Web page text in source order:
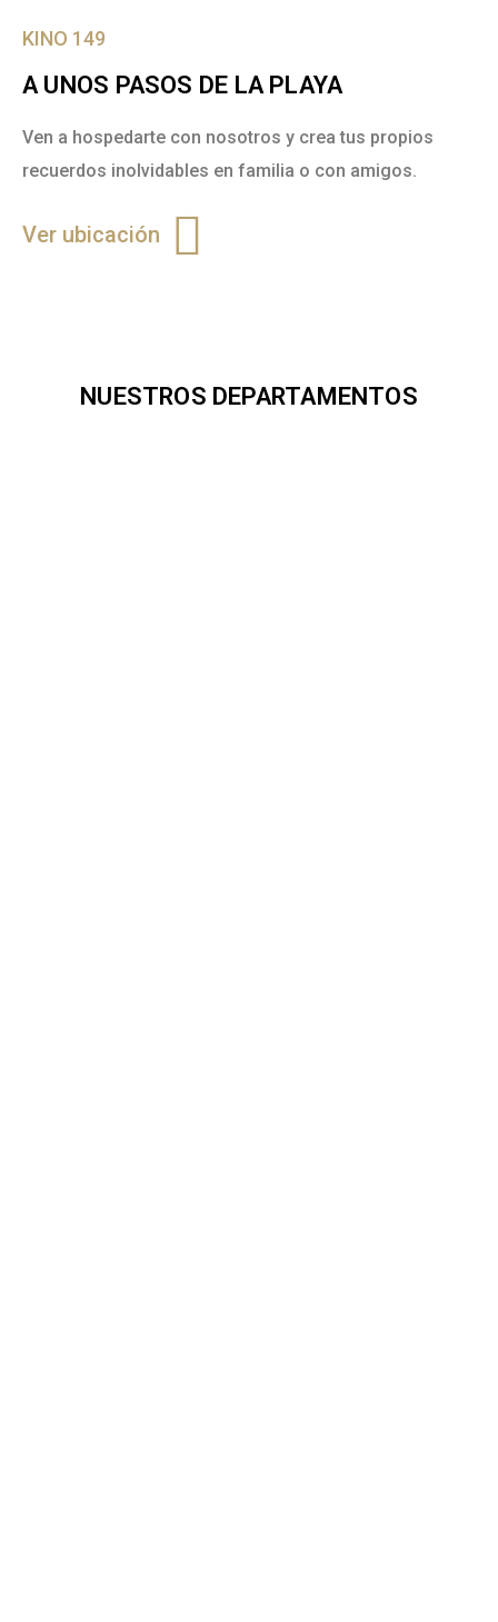
KINO 149
A UNOS PASOS DE LA PLAYA
Ven a hospedarte con nosotros y crea tus propios
recuerdos inolvidables en familia o con amigos.
Ver ubicación
NUESTROS DEPARTAMENTOS